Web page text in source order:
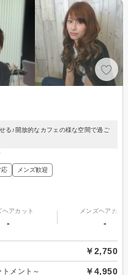
る♪開放的なカフェの様な空間で過ご
応 メンズ歓迎
ヘアカット
-
メンズヘアカラ
-
￥2,750
メント～ ￥4,950